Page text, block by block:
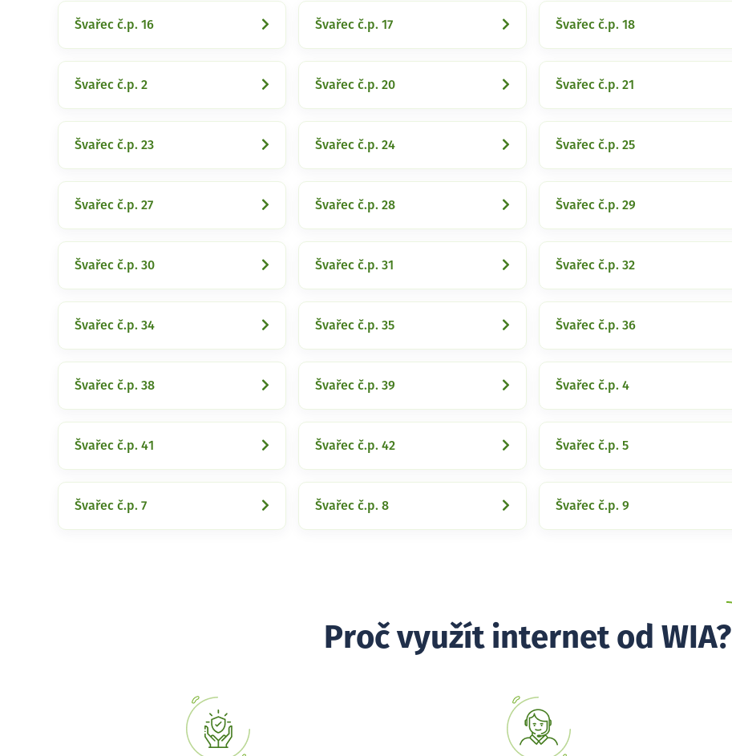
Švařec č.p. 16 Švařec č.p. 17 Švařec č.p. 18
Švařec č.p. 2 Švařec č.p. 20 Švařec č.p. 21
Švařec č.p. 23 Švařec č.p. 24 Švařec č.p. 25
Švařec č.p. 27 Švařec č.p. 28 Švařec č.p. 29
Švařec č.p. 30 Švařec č.p. 31 Švařec č.p. 32
Švařec č.p. 34 Švařec č.p. 35 Švařec č.p. 36
Švařec č.p. 38 Švařec č.p. 39 Švařec č.p. 4
Švařec č.p. 41 Švařec č.p. 42 Švařec č.p. 5
Švařec č.p. 7 Švařec č.p. 8 Švařec č.p. 9
Proč využít internet od WIA?